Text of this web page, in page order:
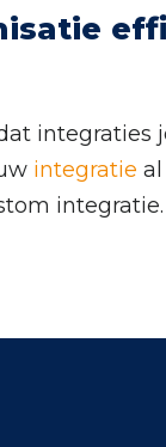
integraties
integratie
integratie.